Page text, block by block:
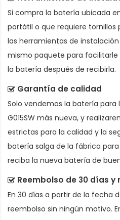
Si compra la batería ubicada
portátil o que requiere
las herramientas de
mismo paquete para
la batería después de recibirla.
Garantía de calidad
Solo vendemos la batería para
G015SW más nueva, y
estrictas para la calidad y la
batería salga de la fábrica
reciba la nueva batería de
Reembolso de 30 días y
En 30 días a partir de la fecha
reembolso sin ningún motivo.